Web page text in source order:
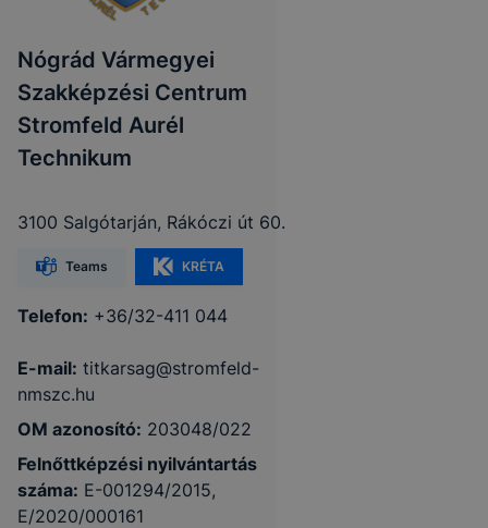
Nógrád Vármegyei
Szakképzési Centrum
Stromfeld Aurél
Technikum
3100 Salgótarján, Rákóczi út 60.
Teams KRÉTA
Telefon: +36/32-411 044
E-mail: titkarsag@stromfeld-
nmszc.hu
OM azonosító: 203048/022
Felnőttképzési nyilvántartás
száma: E-001294/2015,
E/2020/000161